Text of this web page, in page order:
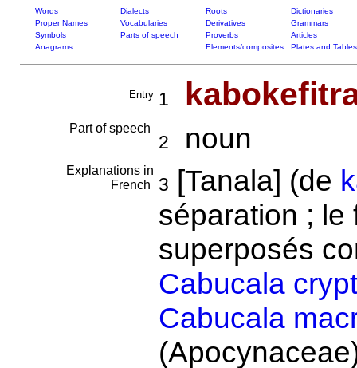
Words Dialects Roots
Dictionaries
Proper Names
Vocabularies Derivatives
Grammars
Symbols
Parts of speech Proverbs
Articles
Anagrams
Elements/composites Plates and Tables
Entry 1
Part of speech
2 noun
Explanations in
French
3 [Tanala] (de
séparation ; le
superposés
Cabucala
Cabucala